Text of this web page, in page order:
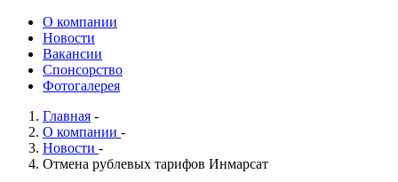
О компании
Новости
Вакансии
Спонсорство
Фотогалерея
Главная -
О компании -
Новости -
Отмена рублевых тарифов Инмарсат